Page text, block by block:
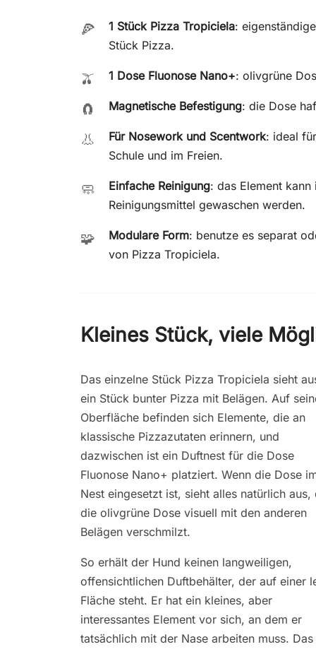
🍕 1 Stück Pizza Tropiciela:
Stück Pizza.
🫒 1 Dose Fluonose Nano+: olivgrüne
🧲 Magnetische Befestigung: die Dose
👃 Für Nosework und Scentwork: ideal
Schule und im Freien.
🧼 Einfache Reinigung: das Element
Reinigungsmittel gewaschen werden.
🧩 Modulare Form: benutze es separat
von Pizza Tropiciela.
Kleines Stück, viele
Das einzelne Stück Pizza Tropiciela sieht
ein Stück bunter Pizza mit Belägen. Auf
Oberfläche befinden sich Elemente, die an
klassische Pizzazutaten erinnern, und
dazwischen ist ein Duftnest für die Dose
Fluonose Nano+ platziert. Wenn die Dose
Nest eingesetzt ist, sieht alles natürlich aus,
die olivgrüne Dose visuell mit den anderen
Belägen verschmilzt.
So erhält der Hund keinen langweiligen,
offensichtlichen Duftbehälter, der auf einer
Fläche steht. Er hat ein kleines, aber
interessantes Element vor sich, an dem er
tatsächlich mit der Nase arbeiten muss. Das